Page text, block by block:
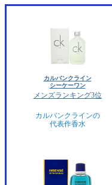
カルバンクライン
シーケーワン
メンズランキング3位
カルバンクラインの
代表作香水